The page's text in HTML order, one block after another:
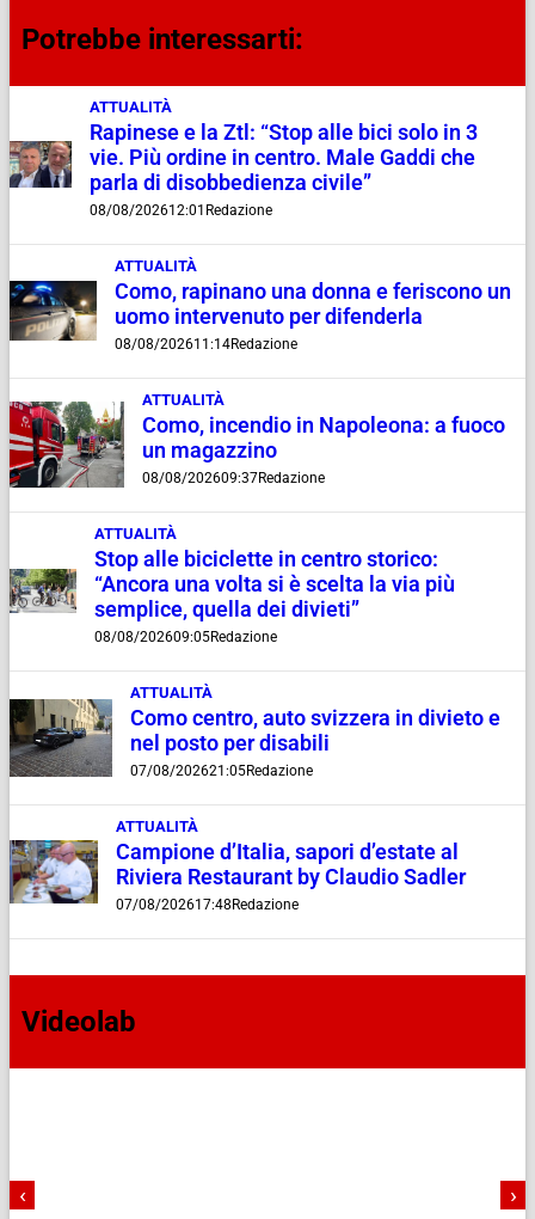
Potrebbe interessarti:
ATTUALITÀ
Rapinese e la Ztl: “Stop alle bici solo in 3
vie. Più ordine in centro. Male Gaddi che
parla di disobbedienza civile”
08/08/202612:01 Redazione
ATTUALITÀ
Como, rapinano una donna e feriscono un
uomo intervenuto per difenderla
08/08/202611:14Redazione
ATTUALITÀ
Como, incendio in Napoleona: a fuoco
un magazzino
08/08/202609:37Redazione
ATTUALITÀ
Stop alle biciclette in centro storico:
“Ancora una volta si è scelta la via più
semplice, quella dei divieti”
08/08/202609:05Redazione
ATTUALITÀ
Como centro, auto svizzera in divieto e
nel posto per disabili
07/08/202621:05Redazione
ATTUALITÀ
Campione d’Italia, sapori d’estate al
Riviera Restaurant by Claudio Sadler
07/08/202617:48Redazione
Videolab
‹ ›